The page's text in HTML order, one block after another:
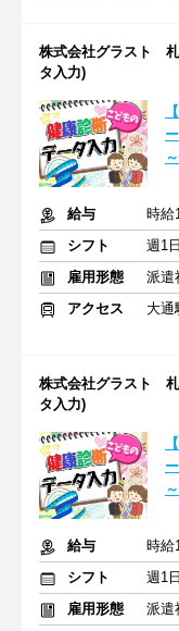
株式会社グラスト
タ入力)
給与
時給
シフト
週1
雇用形態
派遣
アクセス
大通
株式会社グラスト
タ入力)
給与
時給
シフト
週1
雇用形態
派遣